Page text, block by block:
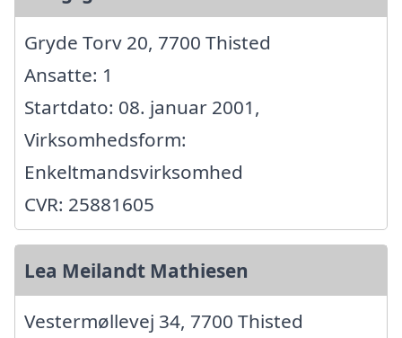
Gryde Torv 20, 7700 Thisted
Ansatte: 1
Startdato: 08. januar 2001,
Virksomhedsform:
Enkeltmandsvirksomhed
CVR: 25881605
Lea Meilandt Mathiesen
Vestermøllevej 34, 7700 Thisted